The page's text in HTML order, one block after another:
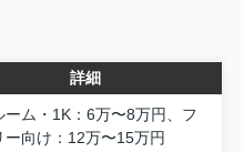
詳細
ーム・1K：6万〜8万円、フ
ー向け：12万〜15万円